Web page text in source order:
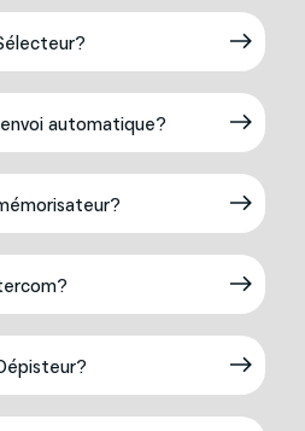
automatique?